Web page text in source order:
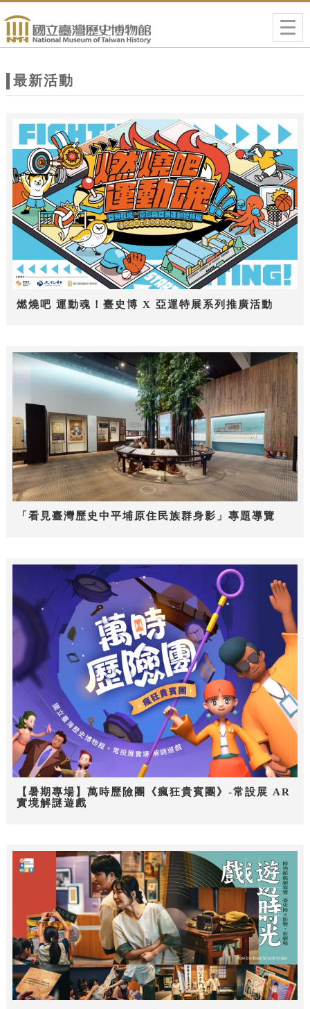
站最新活動
燃燒吧 運動魂！臺史博 X 亞運特展系列推廣活動
「看見臺灣歷史中平埔原住民族群身影」專題導覽
【暑期專場】萬時歷險團《瘋狂貴賓團》-常設展 AR
實境解謎遊戲